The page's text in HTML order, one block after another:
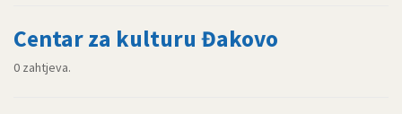
Centar za kulturu Đakovo
0 zahtjeva.